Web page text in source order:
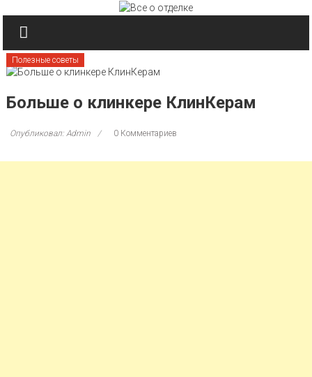
Полезные советы
Больше о клинкере КлинКерам
Опубликовал: Admin 0 Комментариев